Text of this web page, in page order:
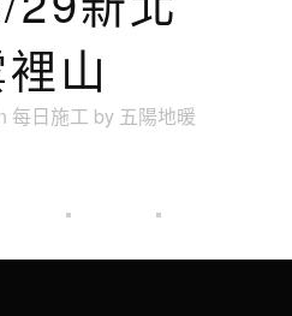
山
每日施工 by 五陽地暖